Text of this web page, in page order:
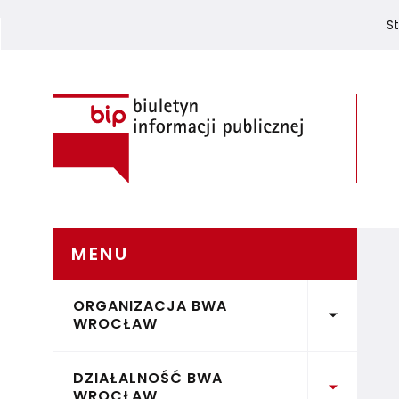
Biuletyn Informacji Publicznej
MENU
POMIŃ MENU
ORGANIZACJA BWA
WROCŁAW
Rozwiń
DZIAŁALNOŚĆ BWA
Rozwiń